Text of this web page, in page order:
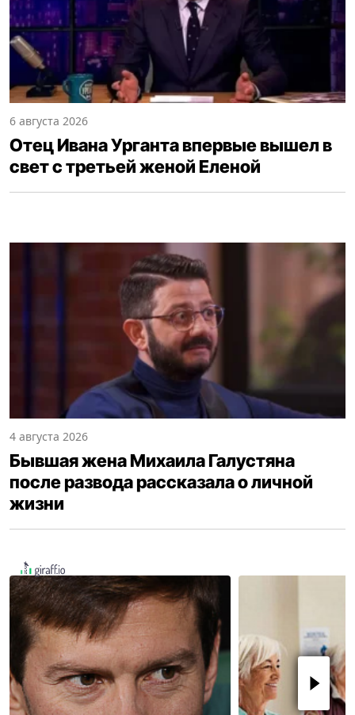
6 августа 2026
Отец Ивана Урганта впервые вышел в
свет с третьей женой Еленой
4 августа 2026
Бывшая жена Михаила Галустяна
после развода рассказала о личной
жизни